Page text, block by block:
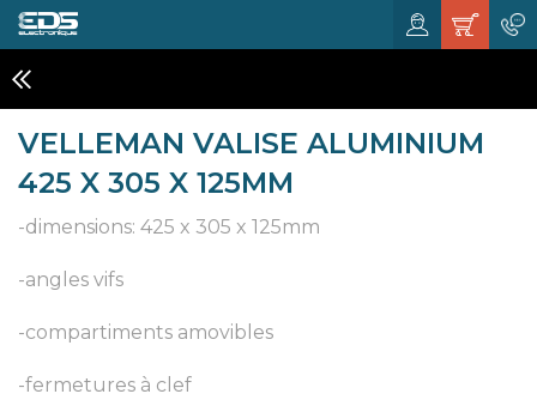
VELLEMAN VALISE ALUMINIUM
425 X 305 X 125MM
-dimensions: 425 x 305 x 125mm
-angles vifs
-compartiments amovibles
-fermetures à clef